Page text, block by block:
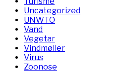
Uncategorized
UNWTO
Vand
Vegetar
Vindmøller
Virus
Zoonose